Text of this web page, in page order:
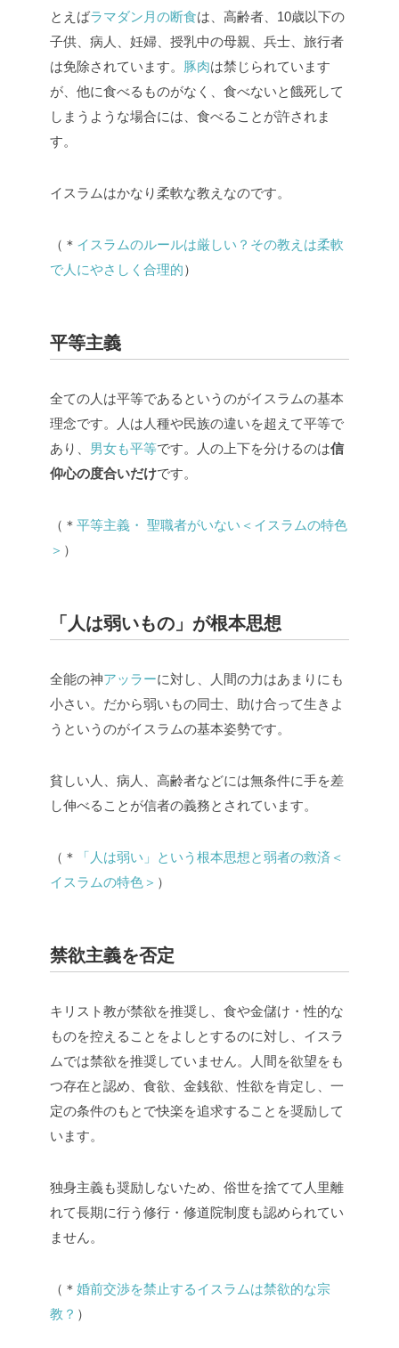
とえばラマダン月の断食は、高齢者、10歳以下の
子供、病人、妊婦、授乳中の母親、兵士、旅行者
は免除されています。 豚肉は禁じられています
が、他に食べるものがなく、食べないと餓死して
しまうような場合には、食べることが許されま
す。
イスラムはかなり柔軟な教えなのです。
（＊ イスラムのルールは厳しい？その教えは柔軟
で人にやさしく合理的）
平等主義
全ての人は平等であるというのがイスラムの基本
理念です。人は人種や民族の違いを超えて平等で
あり、 男女も平等です。人の上下を分けるのは信
仰心の度合いだけです。
（＊ 平等主義・ 聖職者がいない＜イスラムの特色
＞ ）
「人は弱いもの」が根本思想
全能の神アッラーに対し、人間の力はあまりにも
小さい。だから弱いもの同士、助け合って生きよ
うというのがイスラムの基本姿勢です。
貧しい人、病人、高齢者などには無条件に手を差
し伸べることが信者の義務とされています。
（＊
「人は弱い」という根本思想と弱者の救済＜
イスラムの特色＞ ）
禁欲主義を否定
キリスト教が禁欲を推奨し、食や金儲け・性的な
ものを控えることをよしとするのに対し、イスラ
ムでは禁欲を推奨していません。人間を欲望をも
つ存在と認め、食欲、金銭欲、性欲を肯定し、一
定の条件のもとで快楽を追求することを奨励して
います。
独身主義も奨励しないため、俗世を捨てて人里離
れて長期に行う修行・修道院制度も認められてい
ません。
（＊ 婚前交渉を禁止するイスラムは禁欲的な宗
教？ ）